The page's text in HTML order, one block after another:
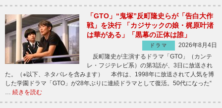
「GTO」“鬼塚”反町隆史らが「告白大作
戦」を決行 「カジサックの娘・梶原叶渚
は華がある」「黒幕の正体は誰」
ドラマ
2026年8月4日
反町隆史が主演するドラマ「GTO」（カンテ
レ・フジテレビ系）の第3話が、3日に放送され
た。（※以下、ネタバレを含みます） 本作は、1998年に放送されて人気を博
した学園ドラマ「GTO」が28年ぶりに連続ドラマとして復活。50代になった“
… 続きを読む